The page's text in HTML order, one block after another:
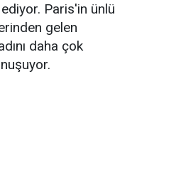
Paris'in ünlü
gelen
daha çok